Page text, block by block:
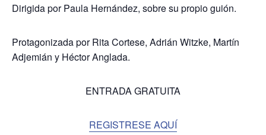
Dirigida por Paula Hernández, sobre su propio guión.
Protagonizada por Rita Cortese, Adrián Witzke, Martín
Adjemián y Héctor Anglada.
ENTRADA GRATUITA
REGISTRESE AQUÍ